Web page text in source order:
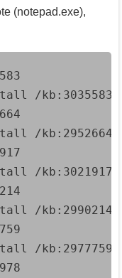
(notepad.exe),
/
/
/
/
/